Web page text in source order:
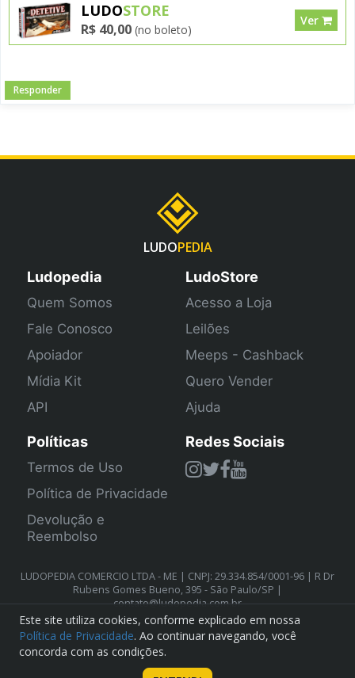
LUDOSTORE
R$ 40,00 (no boleto)
Ver
Responder
LUDOPEDIA
Ludopedia
Quem Somos
Fale Conosco
Apoiador
Mídia Kit
API
LudoStore
Acesso a Loja
Leilões
Meeps - Cashback
Quero Vender
Ajuda
Políticas
Termos de Uso
Política de Privacidade
Devolução e
Reembolso
Redes Sociais
LUDOPEDIA COMERCIO LTDA - ME | CNPJ: 29.334.854/0001-96 | R Dr
Rubens Gomes Bueno, 395 - São Paulo/SP |
contato@ludopedia.com.br
Este site utiliza cookies, conforme explicado em nossa
Política de Privacidade. Ao continuar navegando, você
concorda com as condições.